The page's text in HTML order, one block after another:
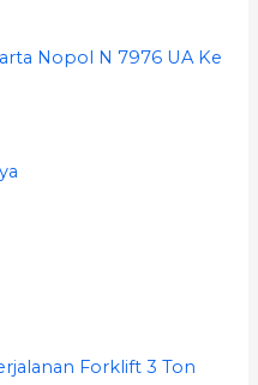
Nopol N 7976 UA Ke
Forklift 3 Ton